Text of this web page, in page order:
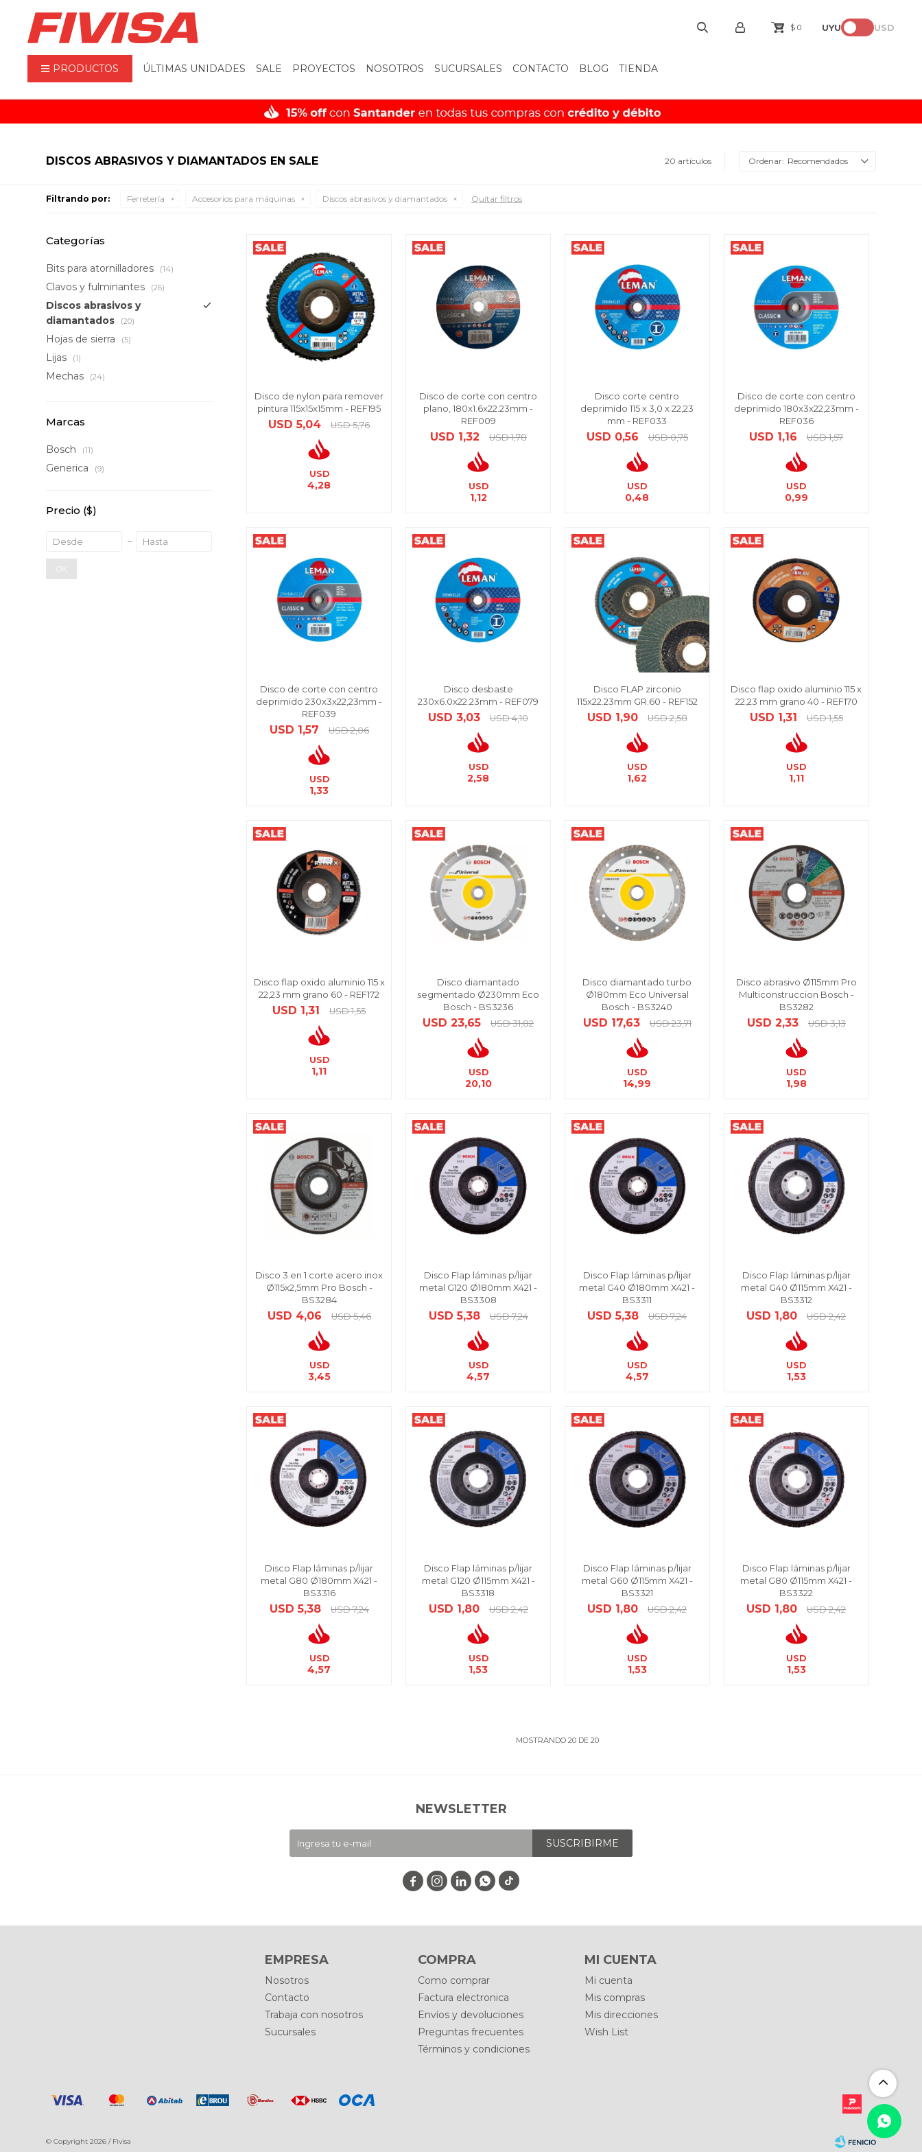
PRODUCTOS ÚLTIMAS UNIDADES SALE PROYECTOS NOSOTROS SUCURSALES CONTACTO BLOG TIENDA
$ 0 UYU USD
DISCOS ABRASIVOS Y DIAMANTADOS EN SALE 20 artículos Recomendados
Filtrando por: Ferretería Accesorios para máquinas Discos abrasivos y diamantados Quitar filtros
Disco de nylon para remover
pintura 115x15x15mm - REF195
USD 5,04 USD 5,76
USD
4,28
Disco de corte con centro
plano, 180x1.6x22.23mm -
REF009
USD 1,32 USD 1,78
USD
1,12
Disco corte centro
deprimido 115 x 3,0 x 22,23
mm - REF033
USD 0,56 USD 0,75
USD
0,48
Disco de corte con centro
deprimido 180x3x22,23mm -
REF036
USD 1,16 USD 1,57
USD
0,99
Disco de corte con centro
deprimido 230x3x22,23mm -
REF039
USD 1,57 USD 2,06
USD
1,33
Disco desbaste
230x6.0x22.23mm - REF079
USD 3,03 USD 4,10
USD
2,58
Disco FLAP zirconio
115x22.23mm GR.60 - REF152
USD 1,90 USD 2,58
USD
1,62
Disco flap oxido aluminio 115 x
22,23 mm grano 40 - REF170
USD 1,31 USD 1,55
USD
1,11
Disco flap oxido aluminio 115 x
22,23 mm grano 60 - REF172
USD 1,31 USD 1,55
USD
1,11
Disco diamantado
segmentado Ø230mm Eco
Bosch - BS3236
USD 23,65 USD 31,82
USD
20,10
Disco diamantado turbo
Ø180mm Eco Universal
Bosch - BS3240
USD 17,63 USD 23,71
USD
14,99
Disco abrasivo Ø115mm Pro
Multiconstruccion Bosch -
BS3282
USD 2,33 USD 3,13
USD
1,98
Disco 3 en 1 corte acero inox
Ø115x2,5mm Pro Bosch -
BS3284
USD 4,06 USD 5,46
USD
3,45
Disco Flap láminas p/lijar
metal G120 Ø180mm X421 -
BS3308
USD 5,38 USD 7,24
USD
4,57
Disco Flap láminas p/lijar
metal G40 Ø180mm X421 -
BS3311
USD 5,38 USD 7,24
USD
4,57
Disco Flap láminas p/lijar
metal G40 Ø115mm X421 -
BS3312
USD 1,80 USD 2,42
USD
1,53
Disco Flap láminas p/lijar
metal G80 Ø180mm X421 -
BS3316
USD 5,38 USD 7,24
USD
4,57
Disco Flap láminas p/lijar
metal G120 Ø115mm X421 -
BS3318
USD 1,80 USD 2,42
USD
1,53
Disco Flap láminas p/lijar
metal G60 Ø115mm X421 -
BS3321
USD 1,80 USD 2,42
USD
1,53
Disco Flap láminas p/lijar
metal G80 Ø115mm X421 -
BS3322
USD 1,80 USD 2,42
USD
1,53
MOSTRANDO20 DE20
Categorías
Bits para atornilladores (14)
Clavos y fulminantes (26)
Discos abrasivos y
diamantados
(20)
Hojas de sierra (5)
Lijas (1)
Mechas (24)
Marcas
Bosch (11)
Generica (9)
Precio ($)
OK
EMPRESA
Nosotros
Contacto
Trabaja con nosotros
Sucursales
COMPRA
Como comprar
Factura electronica
Envíos y devoluciones
Preguntas frecuentes
Términos y condiciones
MI CUENTA
Mi cuenta
Mis compras
Mis direcciones
Wish List
NEWSLETTER
SUSCRIBIRME
   
© Copyright 2026 / Fivisa